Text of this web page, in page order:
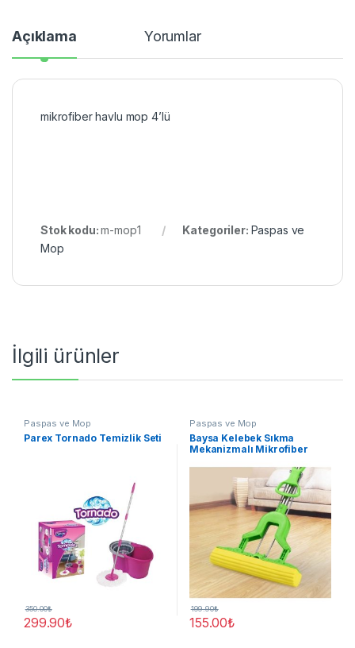
Açıklama Yorumlar
mikrofiber havlu mop 4’lü
Stok kodu:m-mop1 Kategoriler: Paspas ve
Mop
İlgili ürünler
Paspas ve Mop
Parex Tornado Temizlik Seti
299.90₺
350.00₺
Paspas ve Mop
Baysa Kelebek Sıkma
Mekanizmalı Mikrofiber
155.00₺
199.90₺